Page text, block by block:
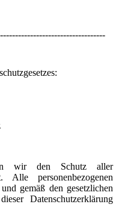
wir den Schutz aller
personenbezogenen
gemäß den gesetzlichen
Datenschutzerklärung